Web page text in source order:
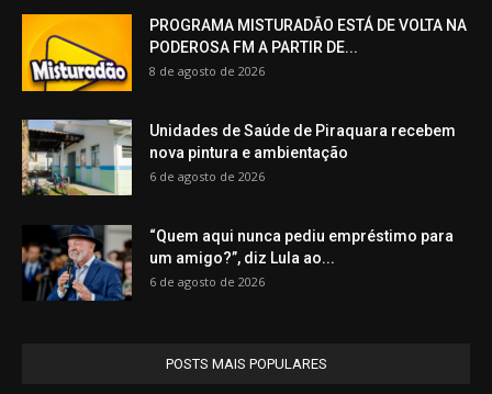
PROGRAMA MISTURADÃO ESTÁ DE VOLTA NA
PODEROSA FM A PARTIR DE...
8 de agosto de 2026
Unidades de Saúde de Piraquara recebem
nova pintura e ambientação
6 de agosto de 2026
“Quem aqui nunca pediu empréstimo para
um amigo?”, diz Lula ao...
6 de agosto de 2026
POSTS MAIS POPULARES